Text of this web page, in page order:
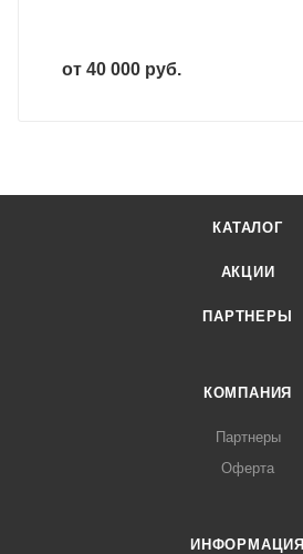
от 40 000 руб.
КАТАЛОГ
АКЦИИ
ПАРТНЕРЫ
КОМПАНИЯ
Партнеры
Оферта
ИНФОРМАЦИЯ